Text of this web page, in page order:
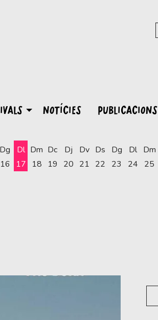
NOTÍCIES PUBLICACIONS
Dg
16
Dl
17
Dm
18
Dc
19
Dj
20
Dv
21
Ds
22
Dg
23
Dl
24
Dm
25